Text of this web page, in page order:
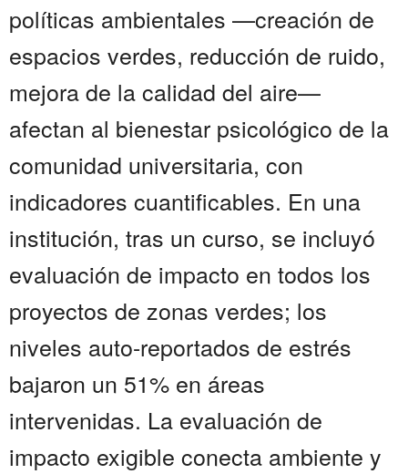
políticas ambientales —creación de
espacios verdes, reducción de ruido,
mejora de la calidad del aire—
afectan al bienestar psicológico de la
comunidad universitaria, con
indicadores cuantificables. En una
institución, tras un curso, se incluyó
evaluación de impacto en todos los
proyectos de zonas verdes; los
niveles auto-reportados de estrés
bajaron un 51% en áreas
intervenidas. La evaluación de
impacto exigible conecta ambiente y